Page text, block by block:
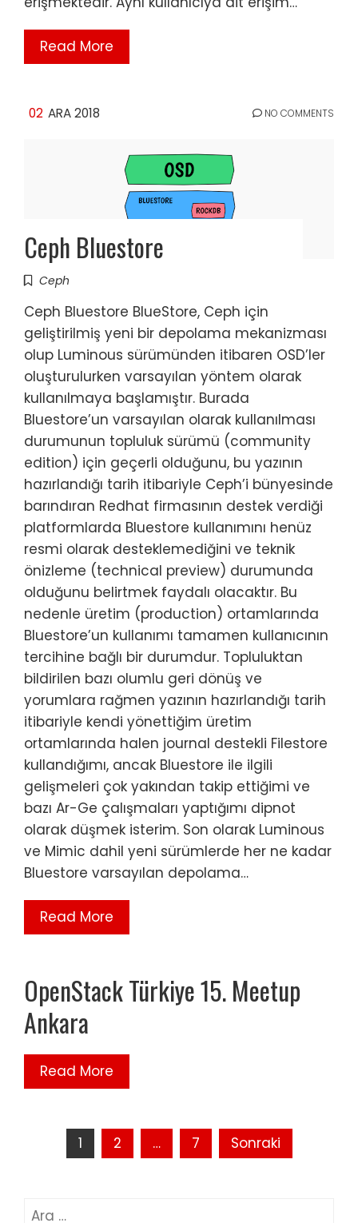
Read More
02 ARA 2018 NO COMMENTS
Ceph Bluestore
Ceph
Ceph Bluestore BlueStore, Ceph için
geliştirilmiş yeni bir depolama mekanizması
olup Luminous sürümünden itibaren OSD’ler
oluşturulurken varsayılan yöntem olarak
kullanılmaya başlamıştır. Burada
Bluestore’un varsayılan olarak kullanılması
durumunun topluluk sürümü (community
edition) için geçerli olduğunu, bu yazının
hazırlandığı tarih itibariyle Ceph’i bünyesinde
barındıran Redhat firmasının destek verdiği
platformlarda Bluestore kullanımını henüz
resmi olarak desteklemediğini ve teknik
önizleme (technical preview) durumunda
olduğunu belirtmek faydalı olacaktır. Bu
nedenle üretim (production) ortamlarında
Bluestore’un kullanımı tamamen kullanıcının
tercihine bağlı bir durumdur. Topluluktan
bildirilen bazı olumlu geri dönüş ve
yorumlara rağmen yazının hazırlandığı tarih
itibariyle kendi yönettiğim üretim
ortamlarında halen journal destekli Filestore
kullandığımı, ancak Bluestore ile ilgili
gelişmeleri çok yakından takip ettiğimi ve
bazı Ar-Ge çalışmaları yaptığımı dipnot
olarak düşmek isterim. Son olarak Luminous
ve Mimic dahil yeni sürümlerde her ne kadar
Bluestore varsayılan depolama…
Read More
OpenStack Türkiye 15. Meetup
Ankara
Read More
1 2 … 7 Sonraki
Arama: